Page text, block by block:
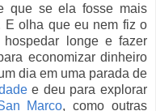
que se ela fosse mais
E olha que eu nem fiz o
longe e fazer
economizar dinheiro
dia em uma parada de
e deu para explorar
Marco, como outras